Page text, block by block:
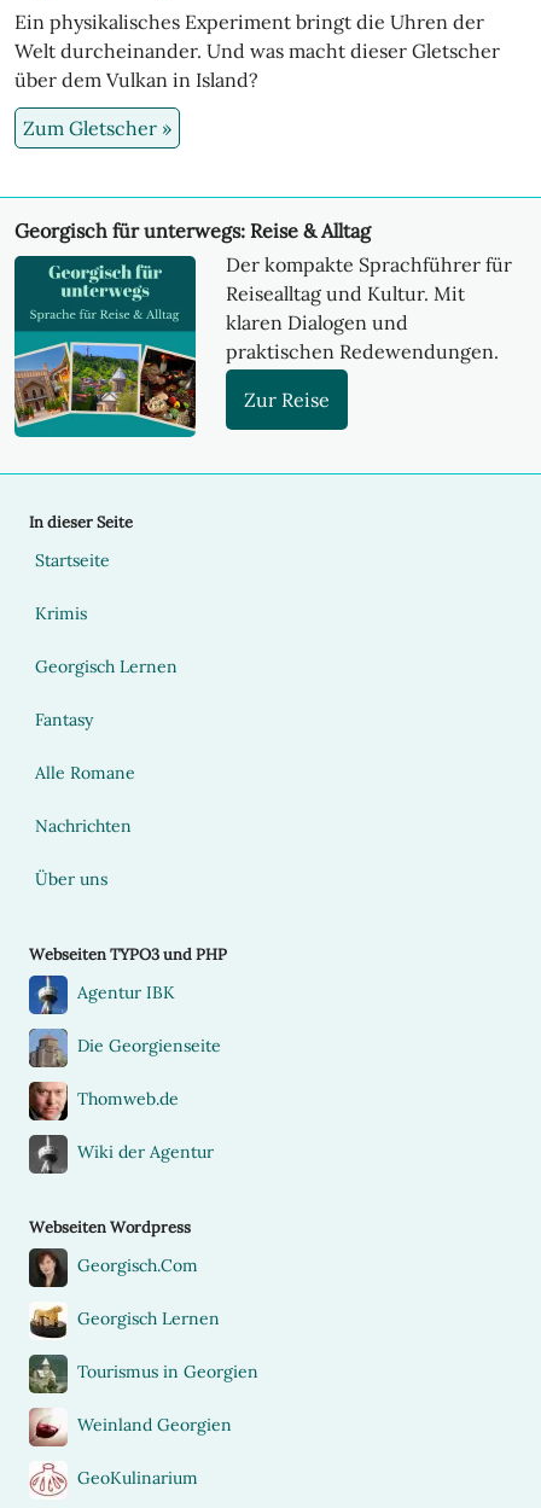
Ein physikalisches Experiment bringt die Uhren der
Welt durcheinander. Und was macht dieser Gletscher
über dem Vulkan in Island?
Zum Gletscher »
Georgisch für unterwegs: Reise & Alltag
Der kompakte Sprachführer für
Reisealltag und Kultur. Mit
klaren Dialogen und
praktischen Redewendungen.
Zur Reise
In dieser Seite
Startseite
Krimis
Georgisch Lernen
Fantasy
Alle Romane
Nachrichten
Über uns
Webseiten TYPO3 und PHP
Agentur IBK
Die Georgienseite
Thomweb.de
Wiki der Agentur
Webseiten Wordpress
Georgisch.Com
Georgisch Lernen
Tourismus in Georgien
Weinland Georgien
GeoKulinarium